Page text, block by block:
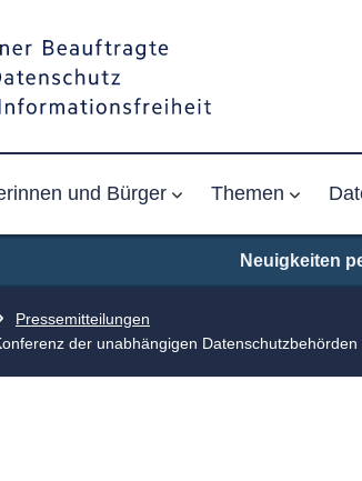
und Bürger Themen
Neuigkeiten
Pressemitteilungen
der unabhängigen